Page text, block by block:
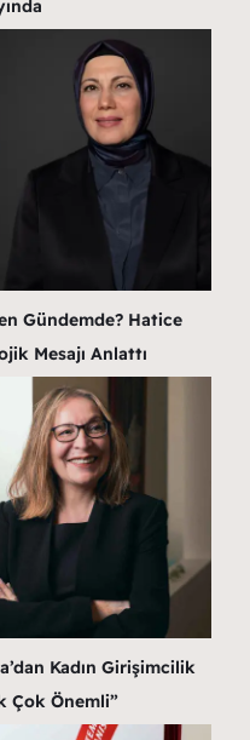
Gündemde? Hatice
Mesajı Anlattı
Kadın Girişimcilik
Çok Önemli”